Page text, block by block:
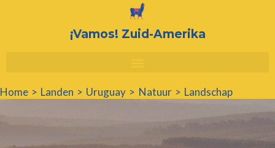
¡Vamos! Zuid-Amerika
Home Landen Uruguay Natuur Landschap